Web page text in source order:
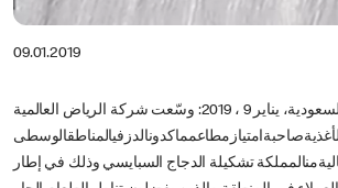
09.01.2019
السعودية، يناير 9 ، 2019: وسّعت شركة الرياض العالمية
تشكيلة الدجاج السبايسي وذلك في إطار